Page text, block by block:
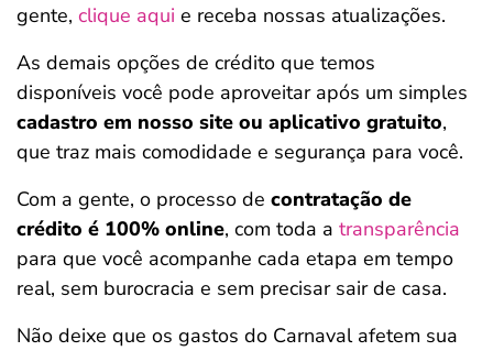
gente, clique aqui e receba nossas atualizações.
As demais opções de crédito que temos
disponíveis você pode aproveitar após um simples
cadastro em nosso site ou aplicativo gratuito,
que traz mais comodidade e segurança para você.
Com a gente, o processo de contratação de
crédito é 100% online, com toda a transparência
para que você acompanhe cada etapa em tempo
real, sem burocracia e sem precisar sair de casa.
Não deixe que os gastos do Carnaval afetem sua